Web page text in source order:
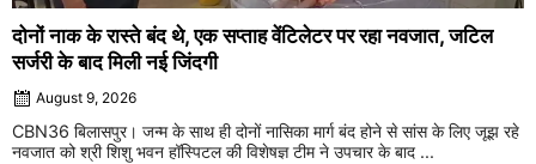
दोनों नाक के रास्ते बंद थे, एक सप्ताह वेंटिलेटर पर रहा नवजात, जटिल
सर्जरी के बाद मिली नई जिंदगी
August 9, 2026
CBN36 बिलासपुर। जन्म के साथ ही दोनों नासिका मार्ग बंद होने से सांस के लिए जूझ रहे
नवजात को श्री शिशु भवन हॉस्पिटल की विशेषज्ञ टीम ने उपचार के बाद ...